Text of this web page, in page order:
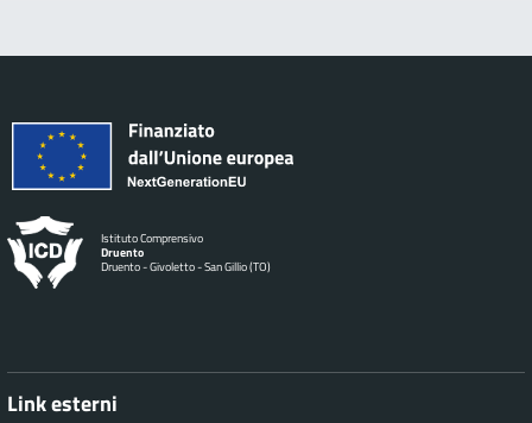
Istituto Comprensivo
Druento
Druento - Givoletto - San Gillio (TO)
Link esterni